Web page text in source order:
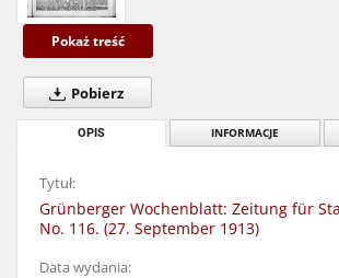
Pokaż treść
Pobierz
OPIS INFORMACJE
Tytuł:
Grünberger Wochenblatt: Zeitung für
No. 116. (27. September 1913)
Data wydania: